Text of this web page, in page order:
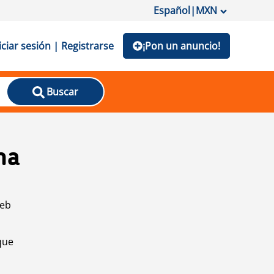
Español|MXN
sesión | Registrarse ¡Pon un anuncio!
Buscar